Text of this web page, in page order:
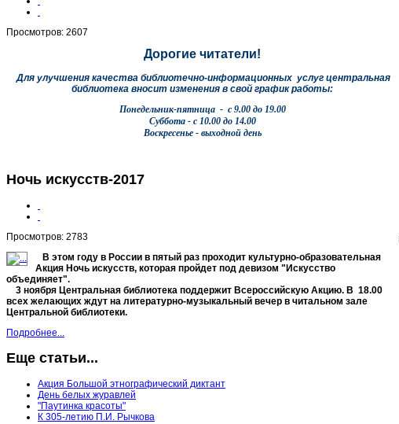
Просмотров: 2607
Дорогие читатели!
Для улучшения качества библиотечно-информационных услуг центральная
библиотека вносит изменения в свой график работы:
Понедельник-пятница - с 9.00 до 19.00
Суббота - с 10.00 до 14.00
Воскресенье - выходной день
Ночь искусств-2017
Просмотров: 2783
В этом году в России в пятый раз проходит культурно-образовательная
Акция Ночь искусств, которая пройдет под девизом "Искусство
объединяет".
3 ноября Центральная библиотека поддержит Всероссийскую Акцию. В 18.00
всех желающих ждут на литературно-музыкальный вечер в читальном зале
Центральной библиотеки.
Подробнее...
Еще статьи...
Акция Большой этнографический диктант
День белых журавлей
"Паутинка красоты"
К 305-летию П.И. Рычкова